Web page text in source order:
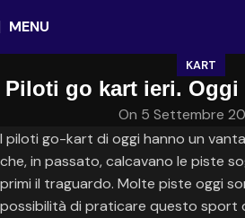
MENU
KART
Piloti go kart ieri. Oggi
On 5 Settembre
I piloti go-kart di oggi hanno un
che, in passato, calcavano le piste
primi il traguardo. Molte piste oggi
possibilità di praticare questo sport